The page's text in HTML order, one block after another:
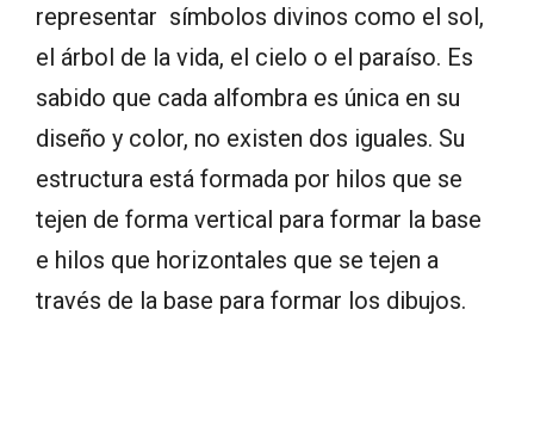
representar símbolos divinos como el sol,
el árbol de la vida, el cielo o el paraíso. Es
sabido que cada alfombra es única en su
diseño y color, no existen dos iguales. Su
estructura está formada por hilos que se
tejen de forma vertical para formar la base
e hilos que horizontales que se tejen a
través de la base para formar los dibujos.